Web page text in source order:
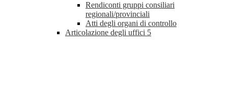
Rendiconti gruppi consiliari
regionali/provinciali
Atti degli organi di controllo
Articolazione degli uffici 5